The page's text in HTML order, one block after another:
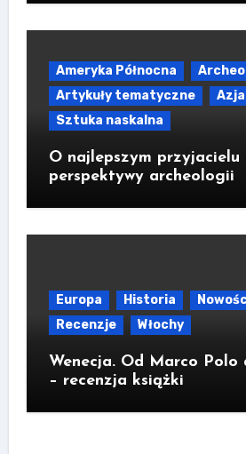
Ameryka Północna
Artykuły tematyczne
Azja
Sztuka naskalna
O najlepszym przyjacielu
perspektywy archeologii
Europa Historia
Recenzje
Włochy
Wenecja. Od Marco Polo
– recenzja książki